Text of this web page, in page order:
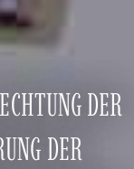
DER
DER